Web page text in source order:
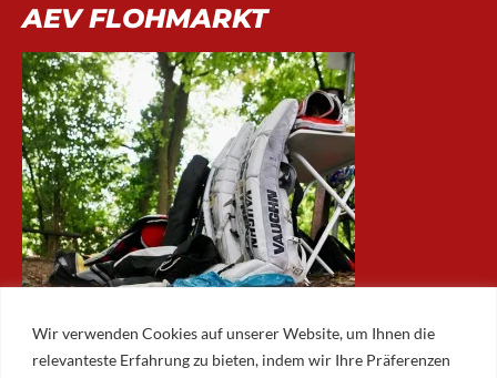
Wir verwenden Cookies auf unserer Website, um Ihnen die
relevanteste Erfahrung zu bieten, indem wir Ihre Präferenzen
AEV FLOHMARKT